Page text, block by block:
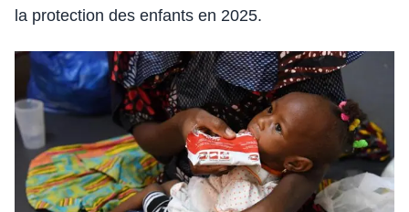
la protection des enfants en 2025.